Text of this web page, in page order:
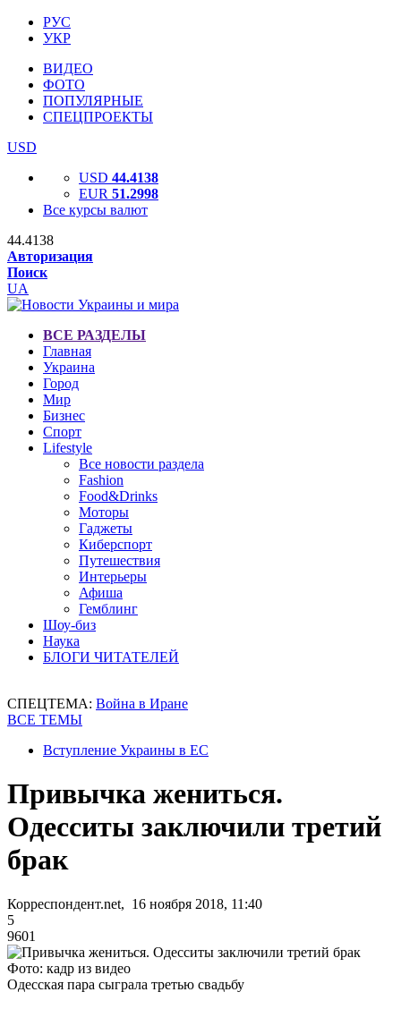
РУС
УКР
ВИДЕО
ФОТО
ПОПУЛЯРНЫЕ
СПЕЦПРОЕКТЫ
USD
USD 44.4138
EUR 51.2998
Все курсы валют
44.4138
Авторизация
Поиск
UA
ВСЕ РАЗДЕЛЫ
Главная
Украина
Город
Мир
Бизнес
Спорт
Lifestyle
Все новости раздела
Fashion
Food&Drinks
Моторы
Гаджеты
Киберспорт
Путешествия
Интерьеры
Афиша
Гемблинг
Шоу-биз
Наука
БЛОГИ ЧИТАТЕЛЕЙ
СПЕЦТЕМА: Война в Иране
ВСЕ ТЕМЫ
Вступление Украины в ЕС
Привычка жениться.
Одесситы заключили третий
брак
Корреспондент.net, 16 ноября 2018, 11:40
5
9601
Фото: кадр из видео
Одесская пара сыграла третью свадьбу